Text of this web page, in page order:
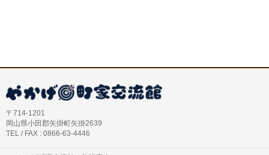
〒714-1201
岡山県小田郡矢掛町矢掛2639
TEL / FAX : 0866-63-4446